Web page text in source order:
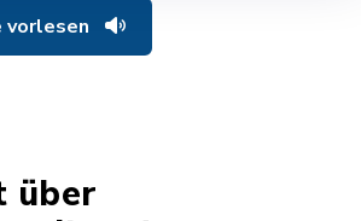
über